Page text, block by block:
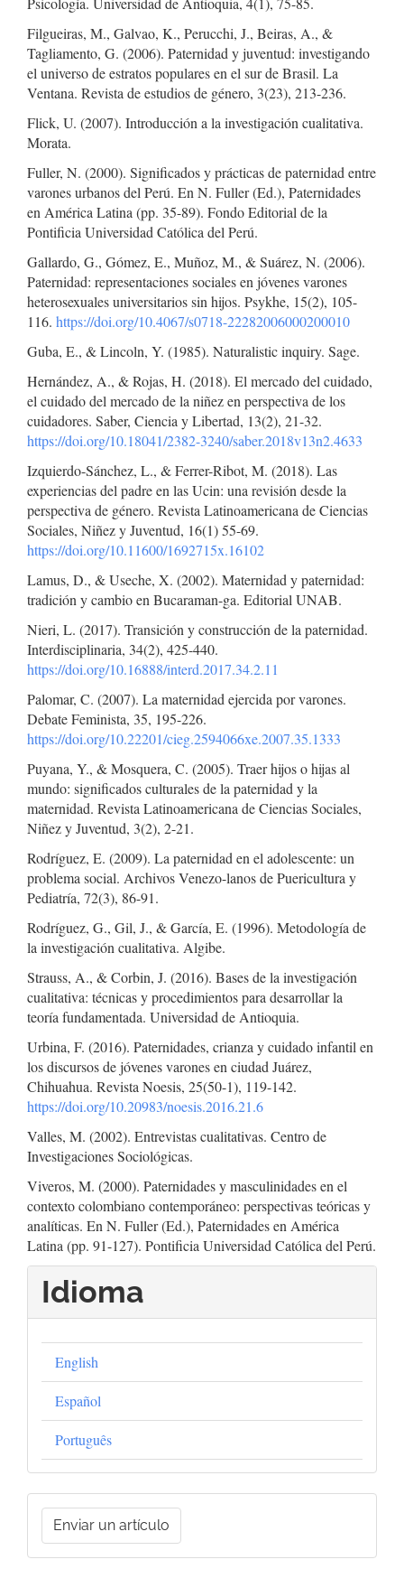
Filgueiras, M., Galvao, K., Perucchi, J., Beiras, A., &
Tagliamento, G. (2006). Paternidad y juventud: investigando
el universo de estratos populares en el sur de Brasil. La
Ventana. Revista de estudios de género, 3(23), 213-236.
Flick, U. (2007). Introducción a la investigación cualitativa.
Morata.
Fuller, N. (2000). Significados y prácticas de paternidad entre
varones urbanos del Perú. En N. Fuller (Ed.), Paternidades
en América Latina (pp. 35-89). Fondo Editorial de la
Pontificia Universidad Católica del Perú.
Gallardo, G., Gómez, E., Muñoz, M., & Suárez, N. (2006).
Paternidad: representaciones sociales en jóvenes varones
heterosexuales universitarios sin hijos. Psykhe, 15(2), 105-
116. https://doi.org/10.4067/s0718-22282006000200010
Guba, E., & Lincoln, Y. (1985). Naturalistic inquiry. Sage.
Hernández, A., & Rojas, H. (2018). El mercado del cuidado,
el cuidado del mercado de la niñez en perspectiva de los
cuidadores. Saber, Ciencia y Libertad, 13(2), 21-32.
https://doi.org/10.18041/2382-3240/saber.2018v13n2.4633
Izquierdo-Sánchez, L., & Ferrer-Ribot, M. (2018). Las
experiencias del padre en las Ucin: una revisión desde la
perspectiva de género. Revista Latinoamericana de Ciencias
Sociales, Niñez y Juventud, 16(1) 55-69.
https://doi.org/10.11600/1692715x.16102
Lamus, D., & Useche, X. (2002). Maternidad y paternidad:
tradición y cambio en Bucaraman-ga. Editorial UNAB.
Nieri, L. (2017). Transición y construcción de la paternidad.
Interdisciplinaria, 34(2), 425-440.
https://doi.org/10.16888/interd.2017.34.2.11
Palomar, C. (2007). La maternidad ejercida por varones.
Debate Feminista, 35, 195-226.
https://doi.org/10.22201/cieg.2594066xe.2007.35.1333
Puyana, Y., & Mosquera, C. (2005). Traer hijos o hijas al
mundo: significados culturales de la paternidad y la
maternidad. Revista Latinoamericana de Ciencias Sociales,
Niñez y Juventud, 3(2), 2-21.
Rodríguez, E. (2009). La paternidad en el adolescente: un
problema social. Archivos Venezo-lanos de Puericultura y
Pediatría, 72(3), 86-91.
Rodríguez, G., Gil, J., & García, E. (1996). Metodología de
la investigación cualitativa. Algibe.
Strauss, A., & Corbin, J. (2016). Bases de la investigación
cualitativa: técnicas y procedimientos para desarrollar la
teoría fundamentada. Universidad de Antioquia.
Urbina, F. (2016). Paternidades, crianza y cuidado infantil en
los discursos de jóvenes varones en ciudad Juárez,
Chihuahua. Revista Noesis, 25(50-1), 119-142.
https://doi.org/10.20983/noesis.2016.21.6
Valles, M. (2002). Entrevistas cualitativas. Centro de
Investigaciones Sociológicas.
Viveros, M. (2000). Paternidades y masculinidades en el
contexto colombiano contemporáneo: perspectivas teóricas y
analíticas. En N. Fuller (Ed.), Paternidades en América
Latina (pp. 91-127). Pontificia Universidad Católica del Perú.
Idioma
English
Español
Português
Enviar
unEnviar un artículo